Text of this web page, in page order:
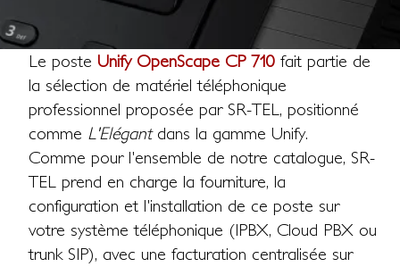
Le poste Unify OpenScape CP 710 fait partie de
la sélection de matériel téléphonique
professionnel proposée par SR-TEL, positionné
comme L'Elégantdans la gamme Unify.
Comme pour l'ensemble de notre catalogue, SR-
TEL prend en charge la fourniture, la
configuration et l'installation de ce poste sur
votre système téléphonique (IPBX, Cloud PBX ou
trunk SIP), avec une facturation centralisée sur